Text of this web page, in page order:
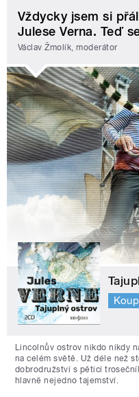
Vždycky jsem si
Julese Verna. Teď
Václav Žmolík, moderátor
Lincolnův ostrov nikdo nikdy
na celém světě. Už déle než
dobrodružství s pěticí
hlavně nejedno tajemství.